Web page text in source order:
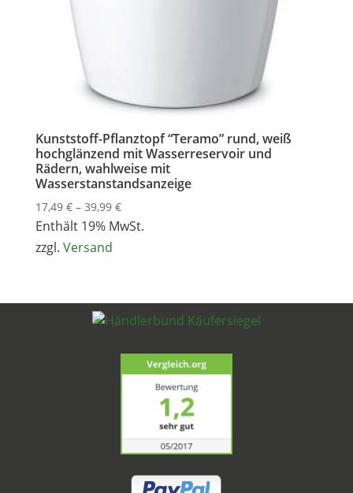
Kunststoff-Pflanztopf “Teramo” rund, weiß
hochglänzend mit Wasserreservoir und
Rädern, wahlweise mit
Wasserstanstandsanzeige
17,49 € – 39,99 €Preisspanne:
17,49 €
Enthält 19% MwSt.
zzgl. Versand